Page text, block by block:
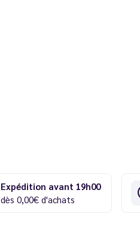
Expédition avant 19h00
dès 0,00€ d'achats